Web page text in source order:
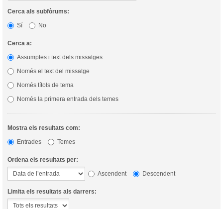
Cerca als subfòrums:
Sí
No
Cerca a:
Assumptes i text dels missatges
Només el text del missatge
Només títols de tema
Només la primera entrada dels temes
Mostra els resultats com:
Entrades
Temes
Ordena els resultats per:
Ascendent
Descendent
Limita els resultats als darrers: